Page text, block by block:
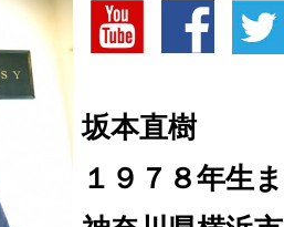
坂本直樹
１９７８年生